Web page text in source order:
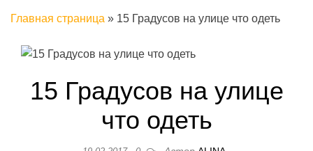
Главная страница » 15 Градусов на улице что одеть
15 Градусов на улице
что одеть